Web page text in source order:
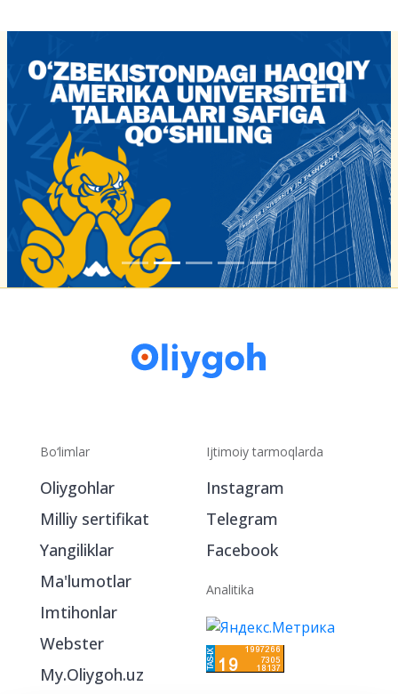
Bo‘limlar
Oliygohlar
Milliy sertifikat
Yangiliklar
Ma'lumotlar
Imtihonlar
Webster
My.Oliygoh.uz
Ijtimoiy tarmoqlarda
Instagram
Telegram
Facebook
Analitika